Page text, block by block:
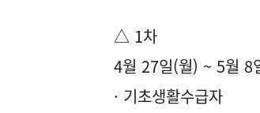
△ 1차
4월 27일(월) ~ 5월 8
· 기초생활수급자